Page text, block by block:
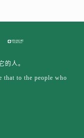
澳门特别行政区风顺堂区南湾大马路劳力士售后服务中心（需提前预约）
的人。
that to the people who